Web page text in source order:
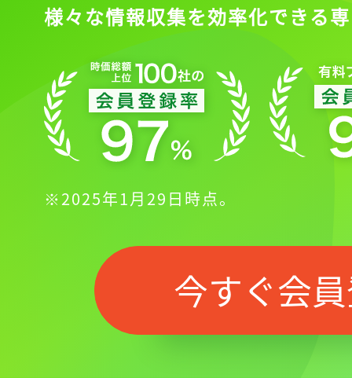
様々な情報収集を効率化できる
※2025年1月29日時点。
今すぐ会